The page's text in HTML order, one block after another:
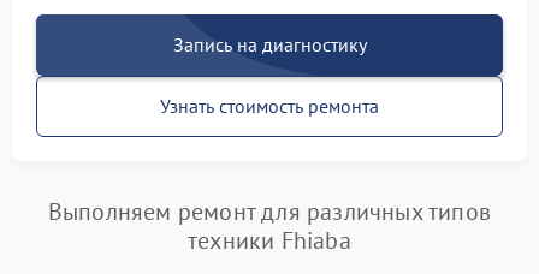
Запись на диагностику
Узнать стоимость ремонта
Выполняем ремонт для различных типов
техники Fhiaba